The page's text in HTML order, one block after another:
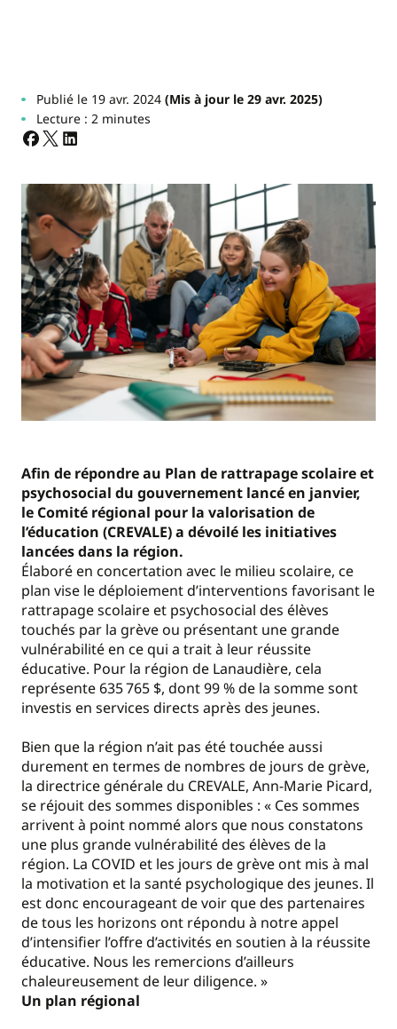
Publié le 19 avr. 2024(Mis à jour le 29 avr. 2025)
Lecture : 2 minutes
Afin de répondre au Plan de rattrapage scolaire et
psychosocial du gouvernement lancé en janvier,
le Comité régional pour la valorisation de
l’éducation (CREVALE) a dévoilé les initiatives
lancées dans la région.
Élaboré en concertation avec le milieu scolaire, ce
plan vise le déploiement d’interventions favorisant le
rattrapage scolaire et psychosocial des élèves
touchés par la grève ou présentant une grande
vulnérabilité en ce qui a trait à leur réussite
éducative. Pour la région de Lanaudière, cela
représente 635 765 $, dont 99 % de la somme sont
investis en services directs après des jeunes.
Bien que la région n’ait pas été touchée aussi
durement en termes de nombres de jours de grève,
la directrice générale du CREVALE, Ann-Marie Picard,
se réjouit des sommes disponibles : « Ces sommes
arrivent à point nommé alors que nous constatons
une plus grande vulnérabilité des élèves de la
région. La COVID et les jours de grève ont mis à mal
la motivation et la santé psychologique des jeunes. Il
est donc encourageant de voir que des partenaires
de tous les horizons ont répondu à notre appel
d’intensifier l’offre d’activités en soutien à la réussite
éducative. Nous les remercions d’ailleurs
chaleureusement de leur diligence. »
Un plan régional